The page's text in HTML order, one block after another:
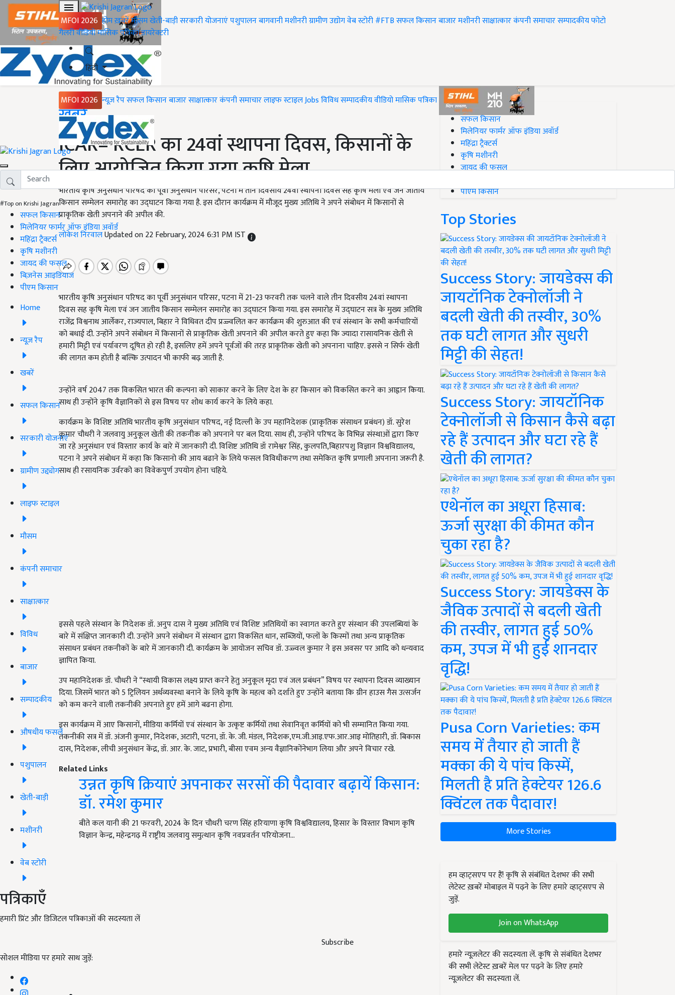
MFOI 2026 होमख़बरेंमौसमखेती-बाड़ीसरकारी योजनाएंपशुपालनबागवानीमशीनरीग्रामीण उद्योगवेब स्टोरी#FTBसफल किसानबाजारमशीनरीसाक्षात्कारकंपनी समाचारसम्पादकीयफोटो
गैलरीवीडियोमासिक पत्रिकाडायरेक्टरी
हिंदी
MFOI 2026 न्यूज़ रैपसफल किसानबाजारसाक्षात्कारकंपनी समाचारलाइफ स्टाइलJobsविविधसम्पादकीयवीडियोमासिक पत्रिका
#Top on Krishi Jagran
सफल किसान
मिलेनियर फार्मर ऑफ इंडिया अवॉर्ड
महिंद्रा ट्रैक्टर्स
कृषि मशीनरी
जायद की फसल
बिज़नेस आइडियाज
पीएम किसान
Home
न्यूज़ रैप
खबरें
सफल किसान
सरकारी योजनाएं
ग्रामीण उद्द्योग
लाइफ स्टाइल
मौसम
कंपनी समाचार
साक्षात्कार
विविध
बाजार
सम्पादकीय
औषधीय फसलें
पशुपालन
खेती-बाड़ी
मशीनरी
वेब स्टोरी
पत्रिकाएँ
हमारी प्रिंट और डिजिटल पत्रिकाओं की सदस्यता लें
Subscribe
सोशल मीडिया पर हमारे साथ जुड़ें:
Home
ख़बरें
ICAR– RCER का 24वां स्थापना दिवस, किसानों के
लिए आयोजित किया गया कृषि मेला
भारतीय कृषि अनुसंधान परिषद का पूर्वी अनुसंधान परिसर, पटना में तीन दिवसीय 24वां स्थापना दिवस सह कृषि मेला एवं जन जातीय
किसान सम्मेलन समारोह का उद्घाटन किया गया है. इस दौरान कार्यक्रम में मौजूद मुख्य अतिथि ने अपने संबोधन में किसानों से
प्राकृतिक खेती अपनाने की अपील की.
लोकेश निरवालUpdated on 22 February, 2024 6:31 PM IST
भारतीय कृषि अनुसंधान परिषद का पूर्वी अनुसंधान परिसर, पटना में 21-23 फरवरी तक चलने वाले तीन दिवसीय 24वां स्थापना
दिवस सह कृषि मेला एवं जन जातीय किसान सम्मेलन समारोह का उद्घाटन किया गया. इस समारोह में उद्घाटन सत्र के मुख्य अतिथि
राजेंद्र विश्वनाथ आर्लेकर, राज्यपाल, बिहार ने विधिवत दीप प्रज्ज्वलित कर कार्यक्रम की शुरुआत की एवं संस्थान के सभी कर्मचारियों
को बधाई दी. उन्होंने अपने संबोधन में किसानों से प्राकृतिक खेती अपनाने की अपील करते हुए कहा कि ज्यादा रासायनिक खेती से
हमारी मिट्टी एवं पर्यावरण दूषित हो रही है, इसलिए हमें अपने पूर्वजों की तरह प्राकृतिक खेती को अपनाना चाहिए. इससे न सिर्फ खेती
की लागत कम होती है बल्कि उत्पादन भी काफी बढ़ जाती है.
उन्होंने वर्ष 2047 तक विकसित भारत की कल्पना को साकार करने के लिए देश के हर किसान को विकसित करने का आह्वान किया.
साथ ही उन्होंने कृषि वैज्ञानिकों से इस विषय पर शोध कार्य करने के लिये कहा.
कार्यक्रम के विशिष्ट अतिथि भारतीय कृषि अनुसंधान परिषद, नई दिल्ली के उप महानिदेशक (प्राकृतिक संसाधन प्रबंधन) डॉ. सुरेश
कुमार चौधरी ने जलवायु अनुकूल खेती की तकनीक को अपनाने पर बल दिया. साथ ही, उन्होंने परिषद के विभिन्न संस्थाओं द्वारा किए
जा रहे अनुसंधान एवं विस्तार कार्य के बारे में जानकारी दी. विशिष्ट अतिथि डॉ रामेश्वर सिंह, कुलपति,बिहारपशु विज्ञान विश्वविद्यालय,
पटना ने अपने संबोधन में कहा कि किसानो की आय बढाने के लिये फसल विविधीकरण तथा समेकित कृषि प्रणाली अपनाना जरूरी है.
साथ ही रसायनिक उर्वरको का विवेकपुर्ण उपयोग होना चहिये.
इससे पहले संस्थान के निदेशक डॉ. अनुप दास ने मुख्य अतिथि एवं विशिष्ट अतिथियों का स्वागत करते हुए संस्थान की उपलब्धियां के
बारे में संक्षिप्त जानकारी दी. उन्होंने अपने संबोधन में संस्थान द्वारा विकसित धान, सब्जियों, फलों के किस्मों तथा अन्य प्राकृतिक
संसाधन प्रबंधन तकनीकों के बारे में जानकारी दी. कार्यक्रम के आयोजन सचिव डॉ. उज्ज्वल कुमार ने इस अवसर पर आदि को धन्यवाद
ज्ञापित किया.
उप महानिदेशक डॉ. चौधरी ने “स्थायी विकास लक्ष्य प्राप्त करने हेतु अनुकूल मृदा एवं जल प्रबंधन” विषय पर स्थापना दिवस व्याख्यान
दिया. जिसमें भारत को 5 ट्रिलियन अर्थव्यवस्था बनाने के लिये कृषि के महत्व को दर्शाते हुए उन्होंने बताया कि ग्रीन हाउस गैस उत्सर्जन
को कम करने वाली तकनीकी अपनाते हुए हमें आगे बढना होगा.
इस कार्यक्रम में आए किसानों, मीडिया कर्मियों एवं संस्थान के उत्कृष्ट कर्मियों तथा सेवानिवृत कर्मियों को भी सम्मानित किया गया.
तकनीकी सत्र में डॉ. अंजनी कुमार, निदेशक, अटारी, पटना, डॉ. के. जी. मंडल, निदेशक,एम.जी.आइ.एफ.आर.आइ मोतिहारी, डॉ. बिकास
दास, निदेशक, लीची अनुसंधान केंद्र, डॉ. आर. के. जाट, प्रभारी, बीसा एवम अन्य वैज्ञानिकोंनेभाग लिया और अपने विचार रखे.
Related Links
उन्नत कृषि क्रियाएं अपनाकर सरसों की पैदावार बढ़ायें किसान:
डॉ. रमेश कुमार
बीते कल यानी की 21 फरवरी, 2024 के दिन चौधरी चरण सिंह हरियाणा कृषि विश्वविद्यालय, हिसार के विस्तार विभाग कृषि
विज्ञान केन्द्र, महेन्द्रगढ़ में राष्ट्रीय जलवायु समुत्थान कृषि नवप्रवर्तन परियोजना…
#Top on Krishi Jagran
सफल किसान
मिलेनियर फार्मर ऑफ इंडिया अवॉर्ड
महिंद्रा ट्रैक्टर्स
कृषि मशीनरी
जायद की फसल
पीएम किसान
Top Stories
Success Story: जायडेक्स की
जायटॉनिक टेक्नोलॉजी ने
बदली खेती की तस्वीर, 30%
तक घटी लागत और सुधरी
मिट्टी की सेहत!
Success Story: जायटॉनिक
टेक्नोलॉजी से किसान कैसे बढ़ा
रहे हैं उत्पादन और घटा रहे हैं
खेती की लागत?
एथेनॉल का अधूरा हिसाब:
ऊर्जा सुरक्षा की कीमत कौन
चुका रहा है?
Success Story: जायडेक्स के
जैविक उत्पादों से बदली खेती
की तस्वीर, लागत हुई 50%
कम, उपज में भी हुई शानदार
वृद्धि!
Pusa Corn Varieties: कम
समय में तैयार हो जाती हैं
मक्का की ये पांच किस्में,
मिलती है प्रति हेक्टेयर 126.6
क्विंटल तक पैदावार!
More Stories
हम व्हाट्सएप पर हैं! कृषि से संबंधित देशभर की सभी
लेटेस्ट ख़बरें मोबाइल में पढ़ने के लिए हमारे व्हाट्सएप से
जुड़ें.
Join on WhatsApp
हमारे न्यूज़लेटर की सदस्यता लें. कृषि से संबंधित देशभर
की सभी लेटेस्ट ख़बरें मेल पर पढ़ने के लिए हमारे
न्यूज़लेटर की सदस्यता लें.